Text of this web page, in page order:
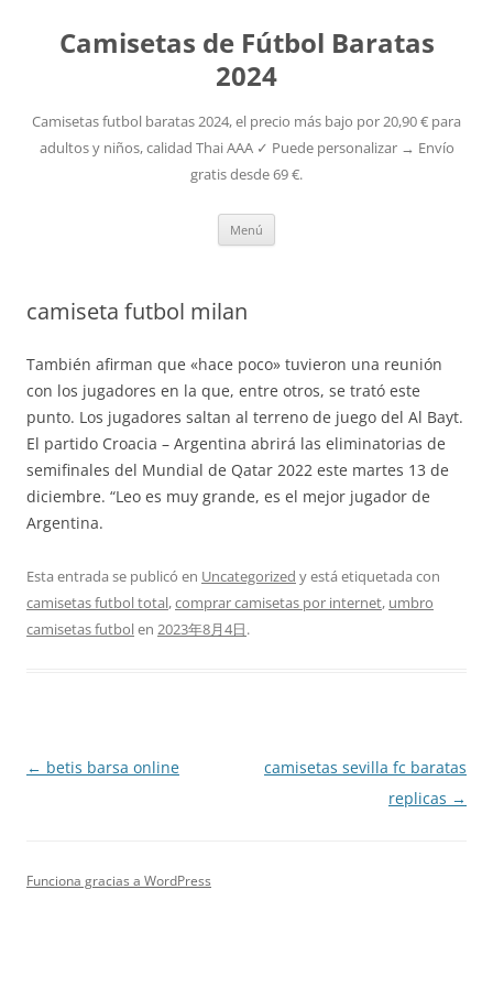
Camisetas de Fútbol Baratas
2024
Camisetas futbol baratas 2024, el precio más bajo por 20,90 € para
adultos y niños, calidad Thai AAA ✓ Puede personalizar → Envío
gratis desde 69 €.
Menú
camiseta futbol milan
También afirman que «hace poco» tuvieron una reunión
con los jugadores en la que, entre otros, se trató este
punto. Los jugadores saltan al terreno de juego del Al Bayt.
El partido Croacia – Argentina abrirá las eliminatorias de
semifinales del Mundial de Qatar 2022 este martes 13 de
diciembre. “Leo es muy grande, es el mejor jugador de
Argentina.
Esta entrada se publicó en Uncategorized y está etiquetada con
camisetas futbol total,comprar camisetas por internet, umbro
camisetas futbolen 2023年8月4日.
Navegación
← betis barsa online
camisetas sevilla fc baratas
replicas →
Funciona gracias a WordPress